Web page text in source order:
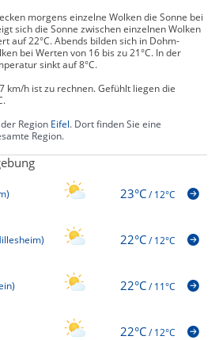
morgens einzelne Wolken die Sonne bei
sich die Sonne zwischen einzelnen Wolken
auf 22°C. Abends bilden sich in Dohm-
bei Werten von 16 bis zu 21°C. In der
sinkt auf 8°C.
km/h ist zu rechnen. Gefühlt liegen die
Region Eifel. Dort finden Sie eine
Region.
23°C/12°C
22°C/12°C
22°C/11°C
22°C/12°C